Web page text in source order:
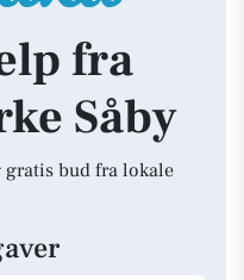
fra
Såby
gratis bud fra lokale